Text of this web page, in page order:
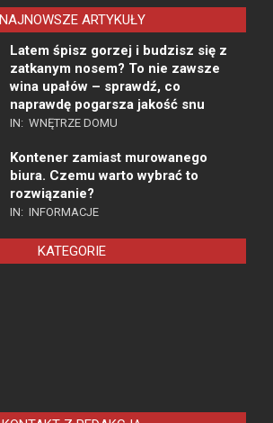
NAJNOWSZE ARTYKUŁY
Latem śpisz gorzej i budzisz się z
zatkanym nosem? To nie zawsze
wina upałów – sprawdź, co
naprawdę pogarsza jakość snu
IN: WNĘTRZE DOMU
Kontener zamiast murowanego
biura. Czemu warto wybrać to
rozwiązanie?
IN: INFORMACJE
KATEGORIE